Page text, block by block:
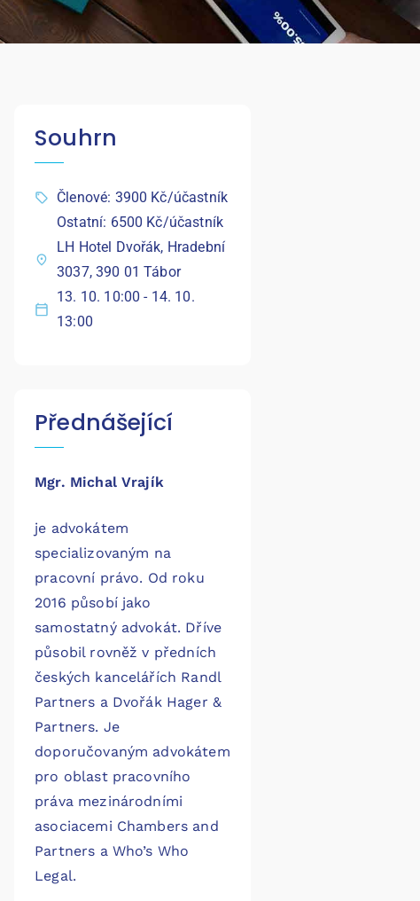
Souhrn
Členové: 3900 Kč/účastník
Ostatní: 6500 Kč/účastník
LH Hotel Dvořák, Hradební
3037, 390 01 Tábor
13. 10. 10:00 - 14. 10.
13:00
Přednášející
Mgr. Michal Vrajík
je advokátem
specializovaným na
pracovní právo. Od roku
2016 působí jako
samostatný advokát. Dříve
působil rovněž v předních
českých kancelářích Randl
Partners a Dvořák Hager &
Partners. Je
doporučovaným advokátem
pro oblast pracovního
práva mezinárodními
asociacemi Chambers and
Partners a Who’s Who
Legal.